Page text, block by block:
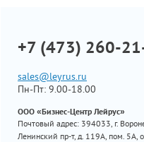
+7 (473) 260-
sales@leyrus.ru
Пн-Пт: 9.00-18.00
ООО «Бизнес-Центр Лейрус»
Почтовый адрес: 394033, г.
Ленинский пр-т, д. 119А, пом. 5А,